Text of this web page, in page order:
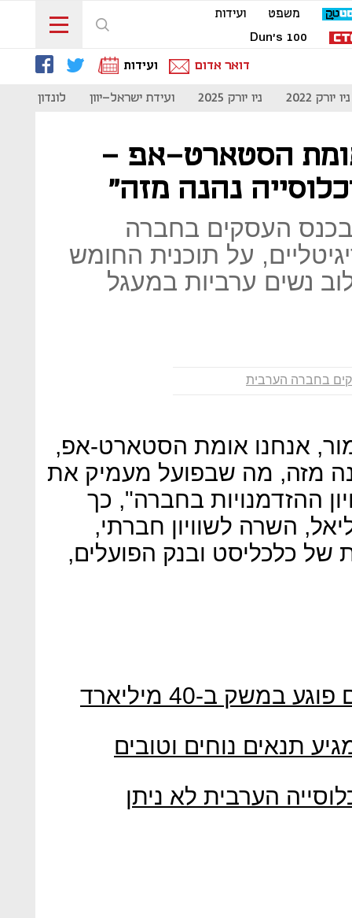
משפט
ועידות
Dun's 100
דואר אדום
ועידות
ניו יורק 2022 ניו יורק 2025 ועידת ישראל-יוון לונדון 2023
הסטארט-אפ -
נהנה מזה"
בכנס העסקים בחברה
על תוכנית החומש
נשים ערביות במעגל
בחברה הערבית
אנחנו אומת הסטארט-אפ,
מזה, מה שבפועל מעמיק את
ההזדמנויות בחברה", כך
השרה לשוויון חברתי,
כלכליסט ובנק הפועלים,
אחמד טיבי: "אי שילוב ערבים פוגע במשק ב-40 מיליארד
תנאים נוחים וטובים
הערבית לא ניתן